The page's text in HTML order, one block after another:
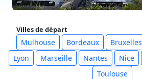
Villes de départ
Mulhouse Bordeaux Bruxelles
Lyon
Marseille Nantes Nice
Toulouse